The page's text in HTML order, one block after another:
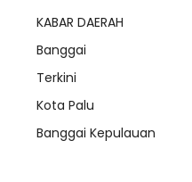
KABAR DAERAH
Banggai
Terkini
Kota Palu
Banggai Kepulauan